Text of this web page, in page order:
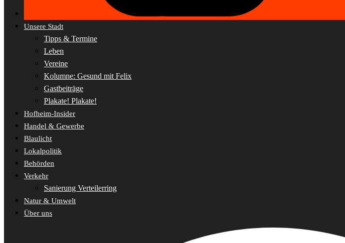
Unsere Stadt
Tipps & Termine
Leben
Vereine
Kolumne: Gesund mit Felix
Gastbeiträge
Plakate! Plakate!
Hofheim-Insider
Handel & Gewerbe
Blaulicht
Lokalpolitik
Behörden
Verkehr
Sanierung Verteilerring
Natur & Umwelt
Über uns